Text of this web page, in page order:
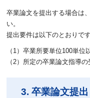
卒業論文を提出する場合は
い。
提出要件は以下のとおりです
（1）卒業所要単位100単位
（2）所定の卒業論文指導の
3. 卒業論文提出